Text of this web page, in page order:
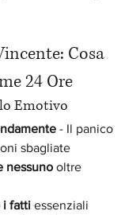
Cosa
24 Ore
Emotivo
- Il panico
sbagliate
nessuno oltre
i fatti essenziali